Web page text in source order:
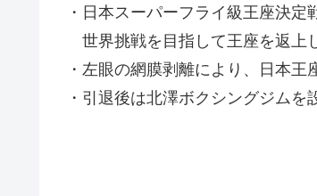
・日本スーパーフライ級王座決定
世界挑戦を目指して王座を返上
・左眼の網膜剥離により、日本王
・引退後は北澤ボクシングジムを